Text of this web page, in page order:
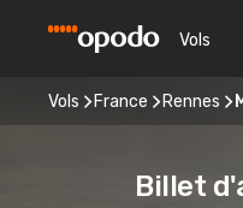
Vols
Vols France Rennes
Billet